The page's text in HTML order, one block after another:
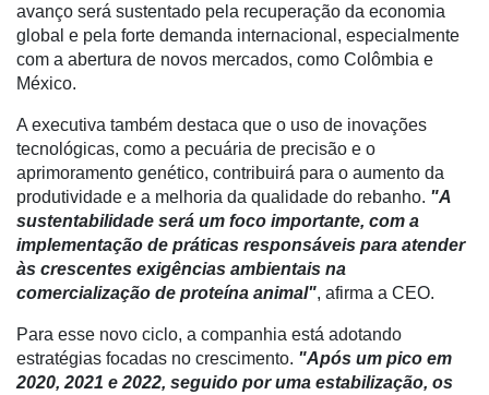
Troca
de
Cadeira
Agenda
Agricultura
de
Precisão
Automação
Robótica
Conectividade
avanço será sustentado pela recuperação da economia
global e pela forte demanda internacional, especialmente
com a abertura de novos mercados, como Colômbia e
México.
A executiva também destaca que o uso de inovações
tecnológicas, como a pecuária de precisão e o
aprimoramento genético, contribuirá para o aumento da
produtividade e a melhoria da qualidade do rebanho. "A
sustentabilidade será um foco importante, com a
implementação de práticas responsáveis para atender
às crescentes exigências ambientais na
comercialização de proteína animal", afirma a CEO.
Para esse novo ciclo, a companhia está adotando
estratégias focadas no crescimento. "Após um pico em
2020, 2021 e 2022, seguido por uma estabilização, os